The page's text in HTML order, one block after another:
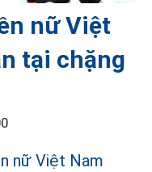
nữ Việt
tại chặng
nữ Việt Nam